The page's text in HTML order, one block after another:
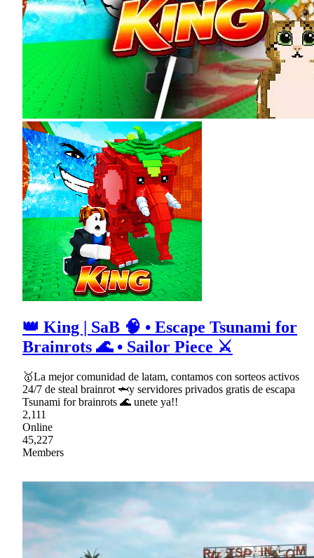
👑 King | SaB 🧠 • Escape Tsunami for
Brainrots 🌊 • Sailor Piece ⚔
🥇La mejor comunidad de latam, contamos con sorteos activos
24/7 de steal brainrot 🦈y servidores privados gratis de escapa
Tsunami for brainrots 🌊 unete ya!!
2,111
Online
45,227
Members